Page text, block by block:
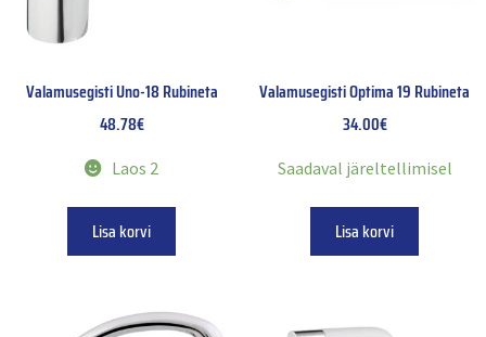
Valamusegisti Uno-18 Rubineta
48.78€
Laos 2
Lisa korvi
Valamusegisti Optima 19 Rubineta
34.00€
Saadaval järeltellimisel
Lisa korvi